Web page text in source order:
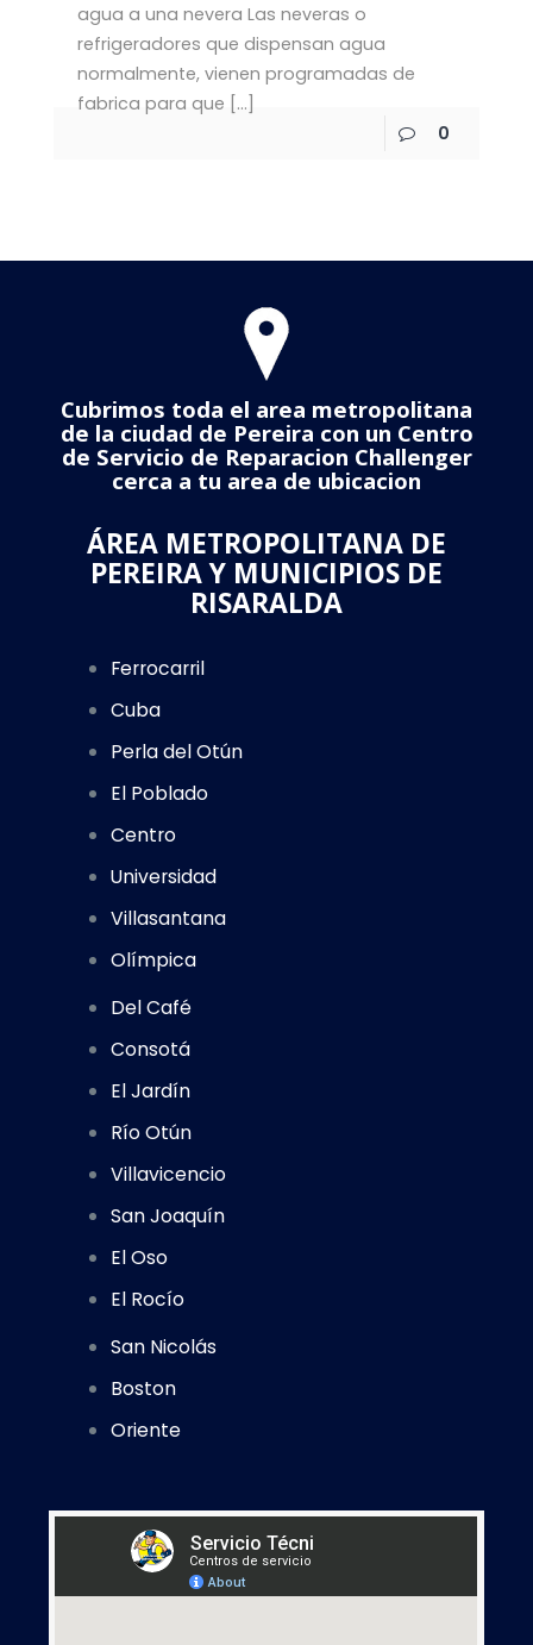
agua a una nevera Las neveras o
refrigeradores que dispensan agua
normalmente, vienen programadas de
fabrica para que […]
0
Cubrimos toda el area metropolitana
de la ciudad de Pereira con un Centro
de Servicio de Reparacion Challenger
cerca a tu area de ubicacion
ÁREA METROPOLITANA DE
PEREIRA Y MUNICIPIOS DE
RISARALDA
Ferrocarril
Cuba
Perla del Otún
El Poblado
Centro
Universidad
Villasantana
Olímpica
Del Café
Consotá
El Jardín
Río Otún
Villavicencio
San Joaquín
El Oso
El Rocío
San Nicolás
Boston
Oriente